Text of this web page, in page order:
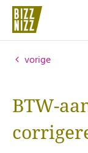
vorige
BTW-